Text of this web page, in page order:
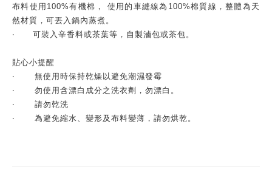
布料使用 100%有機棉， 使用的車縫線為 100%棉質線，整體為天
然材質，可丟入鍋內蒸煮。
‧
可裝入辛香料或茶葉等，自製滷包或茶包。
貼心小提醒
‧
無使用時保持乾燥以避免潮濕發霉
‧
勿使用含漂白成分之洗衣劑，勿漂白。
‧
請勿乾洗
‧
為避免縮水、變形及布料變薄，請勿烘乾。